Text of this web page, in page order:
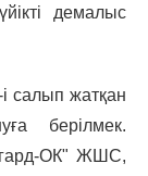
демалыс
салып жатқан
берілмек.
ОК" ЖШС,